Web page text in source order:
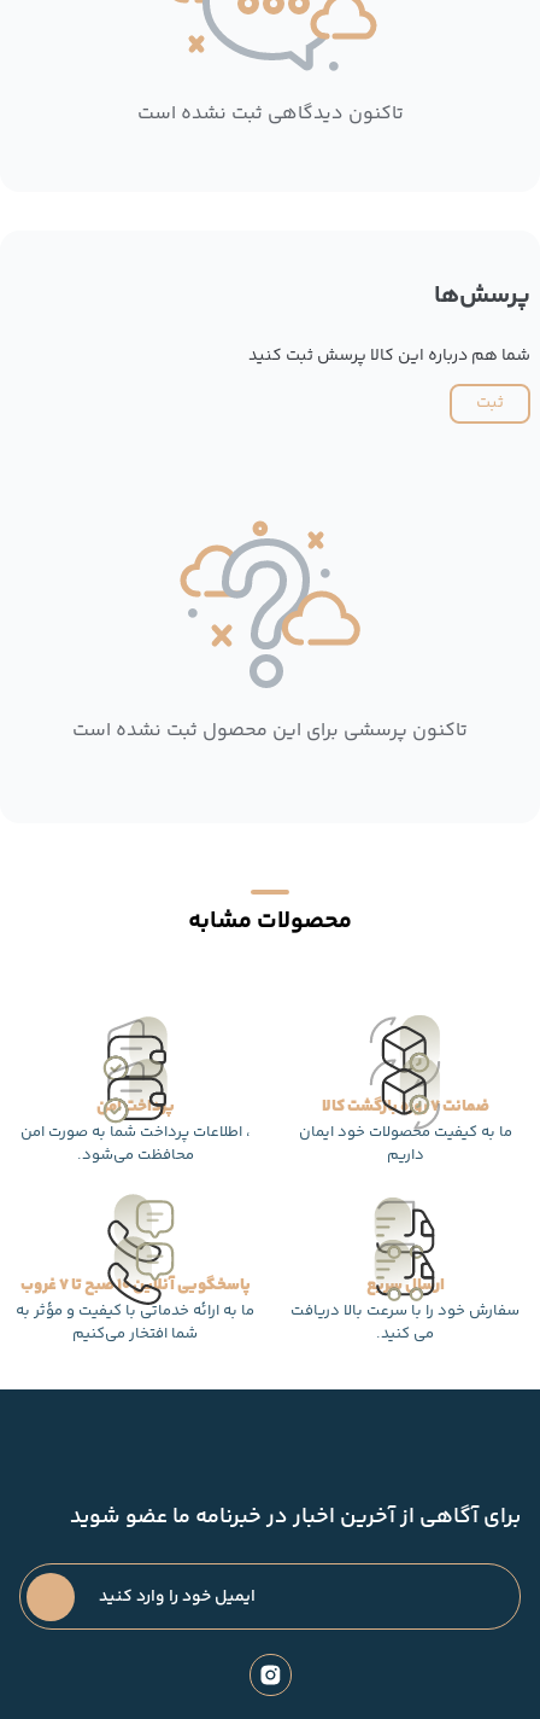
تاکنون دیدگاهی ثبت نشده است
پرسش‌ها
شما هم درباره این کالا پرسش ثبت کنید
ثبت
تاکنون پرسشی برای این محصول ثبت نشده است
محصولات مشابه
ضمانت 7 روزه بازگشت کالا
ما به کیفیت محصولات خود ایمان
داریم
پرداخت امن
، اطلاعات پرداخت شما به صورت امن
محافظت می‌شود.
ارسال سریع
سفارش خود را با سرعت بالا دریافت
می کنید.
پاسخگویی آنلاین 10 صبح تا 7 غروب
ما به ارائه خدماتی با کیفیت و مؤثر به
شما افتخار می‌کنیم
برای آگاهی از آخرین اخبار در خبرنامه ما عضو شوید